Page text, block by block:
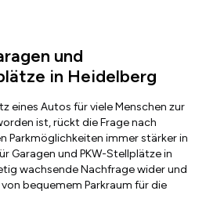
und
in Heidelberg
eines Autos für viele Menschen zur
ist, rückt die Frage nach
Parkmöglichkeiten immer stärker in
Garagen und PKW-Stellplätze in
wachsende Nachfrage wider und
bequemem Parkraum für die